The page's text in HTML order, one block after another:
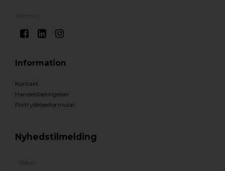
Sitemap
Information
Kontakt
Handelsbetingelser
Fortrydelsesformular
Nyhedstilmelding